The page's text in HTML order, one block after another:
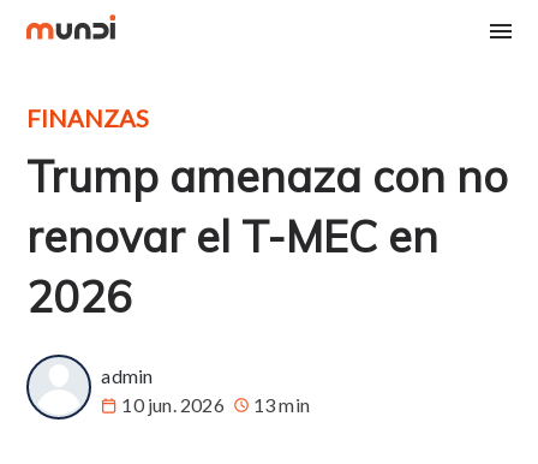
FINANZAS
Trump amenaza con no
renovar el T-MEC en
2026
admin
10 jun. 2026
13 min